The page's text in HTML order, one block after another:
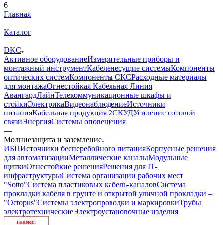
6
Главная
—
Каталог
—
DKC
Активное оборудованиеИзмерительные приборы и
монтажный инструментКабеленесущие системыКомпоненты
оптических системКомпоненты СКСРасходные материалы
для монтажаОгнестойкая Кабельная Линия
АвангардЛайнТелекоммуникационные шкафы и
стойкиЭлектрикаВидеонаблюдениеИсточники
питанияКабельная продукция 2СКУДУсиление сотовой
связиЭнергияСистемы оповещения
—
Молниезащита и заземление
ИБПИсточники бесперебойного питанияКорпусные решения
для автоматизацииМеталлические каналыМодульные
щиткиОгнестойкие решенияРешения для IT-
инфраструктурыСистема организации рабочих мест
"Sotto"Система пластиковых кабель-каналовСистема
прокладки кабеля в грунте и открытой уличной прокладки –
"Octopus"Системы электропроводки и маркировкиТрубы
электротехническиеЭлектроустановочные изделия